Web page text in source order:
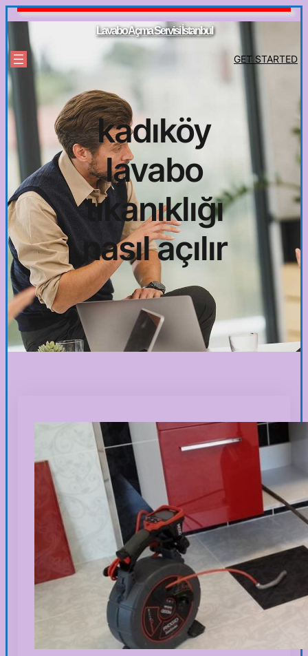
İçeriğe
Lavabo Açma Servisi İstanbul
GET STARTED
kadıköy
lavabo
tıkanıklığı
nasıl açılır